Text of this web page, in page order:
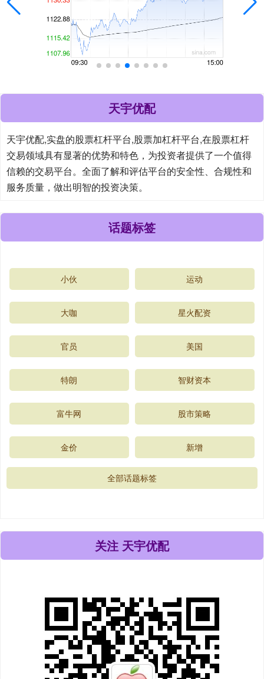
天宇优配
天宇优配,实盘的股票杠杆平台,股票加杠杆平台,在股票杠杆
交易领域具有显著的优势和特色，为投资者提供了一个值得
信赖的交易平台。全面了解和评估平台的安全性、合规性和
服务质量，做出明智的投资决策。
话题标签
小伙 运动
大咖 星火配资
官员 美国
特朗 智财资本
富牛网 股市策略
金价 新增
全部话题标签
关注 天宇优配